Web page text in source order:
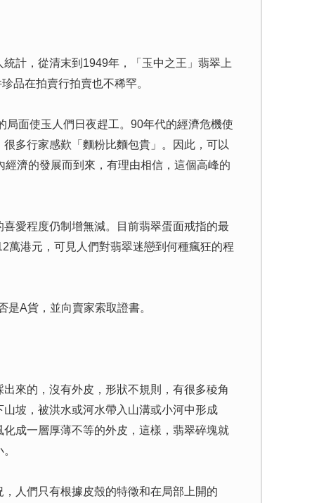
計，從清末到1949年，「玉中之王」翡翠上
品在拍賣行拍賣也不稀罕。
面使玉人們日夜趕工。90年代的經濟危機使
多行家感歎「麵粉比麵包貴」。因此，可以
濟的發展而到來，有理由相信，這個高峰的
愛程度仍制增無減。目前翡翠蛋面戒指的最
萬港元，可見人們對翡翠迷戀到何種瘋狂的程
A貨，並向賣家索取證書。
來的，沒有外皮，形狀不規則，有很多稜角
坡，被洪水或河水帶入山溝或小河中形成
成一層厚薄不等的外皮，這樣，翡翠碎塊就
人們只有根據皮殼的特徵和在局部上開的